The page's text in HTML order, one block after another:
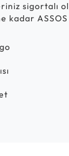
sigortalı
kadar